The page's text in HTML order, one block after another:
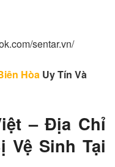
sentar.vn/
Hòa Uy Tín Và
– Địa Chỉ
Vệ Sinh Tại